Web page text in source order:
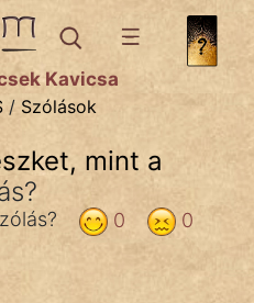
témák:
Kavicsa
/ Szólások
mint a
0
0